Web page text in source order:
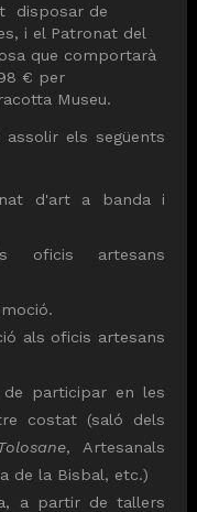
disposar de
i el Patronat del
que comportarà
€ per
Museu.
els següents
d'art a banda i
oficis artesans
als oficis artesans
participar en les
costat (saló dels
, Artesanals
de la Bisbal, etc.)
a partir de tallers